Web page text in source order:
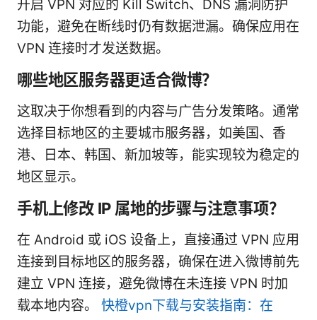
开启 VPN 对应的 Kill Switch、DNS 漏洞防护
功能，避免在断线时仍有数据泄漏。确保应用在
VPN 连接时才发送数据。
哪些地区服务器更适合微博？
这取决于你想看到的内容与广告分发策略。通常
选择目标地区的主要城市服务器，如美国、香
港、日本、韩国、新加坡等，能实现较为稳定的
地区显示。
手机上修改 IP 属地的步骤与注意事项？
在 Android 或 iOS 设备上，直接通过 VPN 应用
连接到目标地区的服务器，确保在进入微博前先
建立 VPN 连接，避免微博在未连接 VPN 时加
载本地内容。 快橙vpn下载与安装指南：在